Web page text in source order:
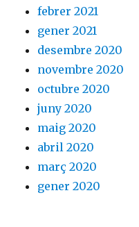
febrer 2021
gener 2021
desembre 2020
novembre 2020
octubre 2020
juny 2020
maig 2020
abril 2020
març 2020
gener 2020